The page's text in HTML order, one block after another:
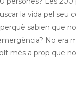
la vida pel seu
sabien que
No era
més a prop que